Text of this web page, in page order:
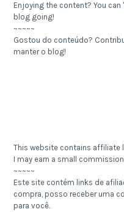
Enjoying the content? You
blog going!
~~~~~
Gostou do conteúdo?
manter o blog!
This website contains affiliate
I may earn a small
~~~~~
Este site contém links de
compra, posso receber uma
para você.